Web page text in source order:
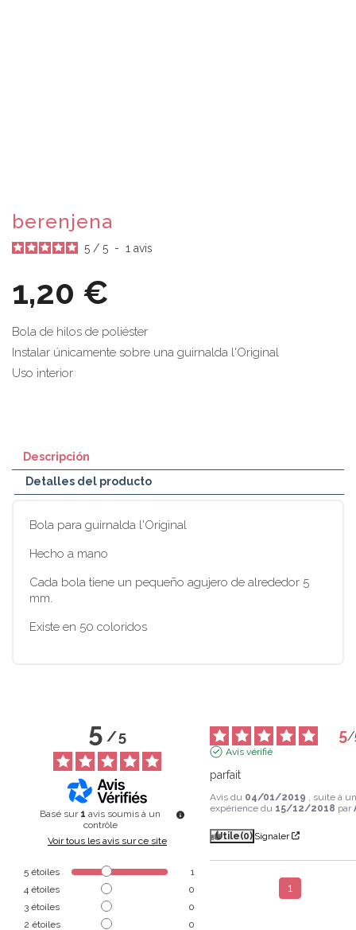
berenjena
5 / 5 - 1 avis
1,20 €
Bola de hilos de poliéster
Instalar únicamente sobre una guirnalda l'Original
Uso interior
Descripción
Detalles del producto
Bola para guirnalda l'Original
Hecho a mano
Cada bola tiene un pequeño agujero de alrededor 5
mm.
Existe en 50 coloridos
5/5
Basé sur 1 avis soumis à un
contrôle
Voir tous les avis sur ce site
5 étoiles
1
4 étoiles
0
3 étoiles
0
2 étoiles 0
5/
Avis vérifié
parfait
Avis du 04/01/2019 , suite à
expérience du 15/12/2018 par
Utile(0) Signaler
1